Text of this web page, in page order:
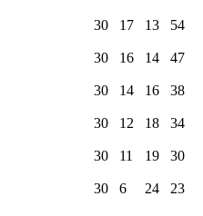
30 17 13 54
30 16 14 47
30 14 16 38
30 12 18 34
30 11 19 30
30 6 24 23